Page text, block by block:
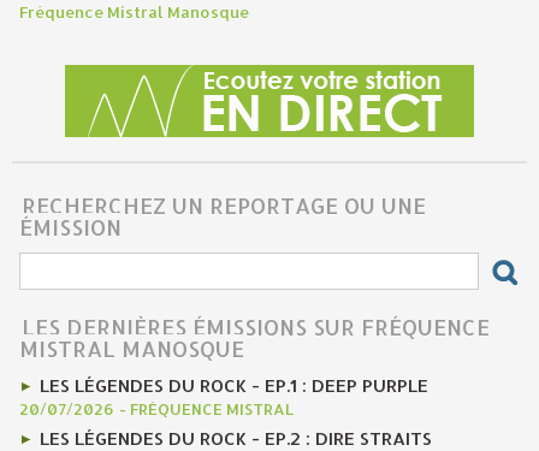
Fréquence Mistral Manosque
RECHERCHEZ UN REPORTAGE OU UNE
ÉMISSION
LES DERNIÈRES ÉMISSIONS SUR FRÉQUENCE
MISTRAL MANOSQUE
LES LÉGENDES DU ROCK - EP.1 : DEEP PURPLE
20/07/2026 - FRÉQUENCE MISTRAL
LES LÉGENDES DU ROCK - EP.2 : DIRE STRAITS